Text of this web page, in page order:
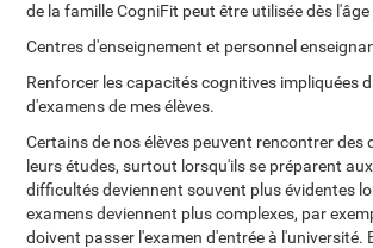
de la famille CogniFit peut être utilisée dès l'âge
Centres d'enseignement et personnel
Renforcer les capacités cognitives impliquées
d'examens de mes élèves.
Certains de nos élèves peuvent rencontrer des
leurs études, surtout lorsqu'ils se préparent
difficultés deviennent souvent plus évidentes
examens deviennent plus complexes, par
doivent passer l'examen d'entrée à l'université.